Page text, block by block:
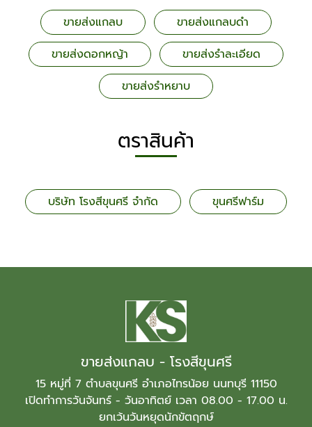
ขายส่งแกลบ
ขายส่งแกลบดำ
ขายส่งดอกหญ้า
ขายส่งรำละเอียด
ขายส่งรำหยาบ
ตราสินค้า
บริษัท โรงสีขุนศรี จำกัด ขุนศรีฟาร์ม
ขายส่งแกลบ - โรงสีขุนศรี
15 หมู่ที่ 7 ตำบลขุนศรี อำเภอไทรน้อย นนทบุรี 11150
เปิดทำการวันจันทร์ - วันอาทิตย์ เวลา 08.00 - 17.00 น.
ยกเว้นวันหยุดนักขัตฤกษ์